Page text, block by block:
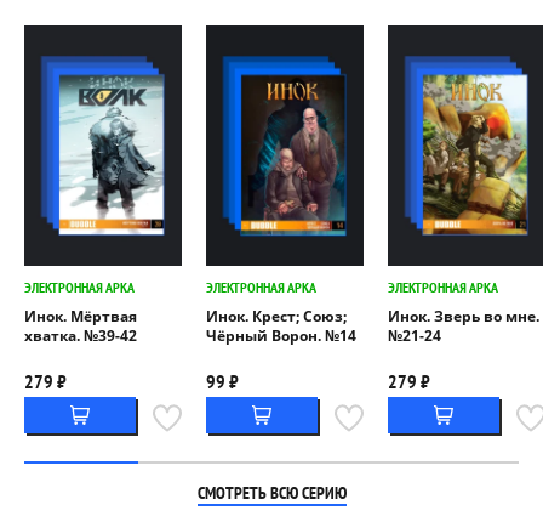
ЭЛЕКТРОННАЯ АРКА
Инок. Мёртвая
хватка. №39-42
279 ₽
ЭЛЕКТРОННАЯ АРКА
Инок. Крест; Союз;
Чёрный Ворон. №14
99 ₽
ЭЛЕКТРОННАЯ АРКА
Инок. Зверь во мне.
№21-24
279 ₽
СМОТРЕТЬ ВСЮ СЕРИЮ